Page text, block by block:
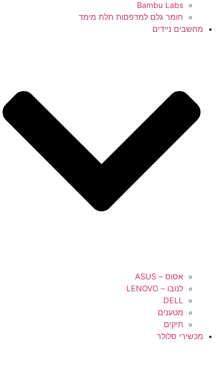
Bambu Labs
חומר גלם למדפסות תלת מימד
מחשבים ניידים
אסוס – ASUS
לנובו – LENOVO
DELL
מטענים
תיקים
מכשירי סלולר